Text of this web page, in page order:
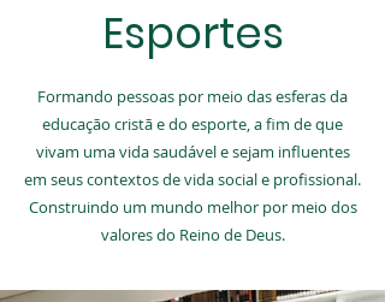
Esportes
História
Formando pessoas por meio das esferas da
educação cristã e do esporte, a fim de que
vivam uma vida saudável e sejam influentes
em seus contextos de vida social e profissional.
Construindo um mundo melhor por meio dos
valores do Reino de Deus.